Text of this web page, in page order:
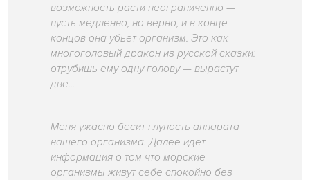
возможность расти неограниченно —
пусть медленно, но верно, и в конце
концов она убьет организм. Это как
многоголовый дракон из русской сказки:
отрубишь ему одну голову — вырастут
две...
Меня ужасно бесит глупость аппарата
нашего организма. Далее идет
информация о том что морские
организмы живут себе спокойно без